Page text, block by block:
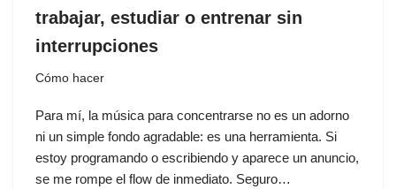
trabajar, estudiar o entrenar sin
interrupciones
Cómo hacer
Para mí, la música para concentrarse no es un adorno
ni un simple fondo agradable: es una herramienta. Si
estoy programando o escribiendo y aparece un anuncio,
se me rompe el flow de inmediato. Seguro…